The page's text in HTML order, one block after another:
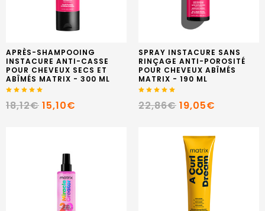
APRÈS-SHAMPOOING
INSTACURE ANTI-CASSE
POUR CHEVEUX SECS ET
ABÎMÉS MATRIX - 300 ML
18,12€ 15,10€
SPRAY INSTACURE SANS
RINÇAGE ANTI-POROSITÉ
POUR CHEVEUX ABÎMÉS
MATRIX - 190 ML
22,86€ 19,05€